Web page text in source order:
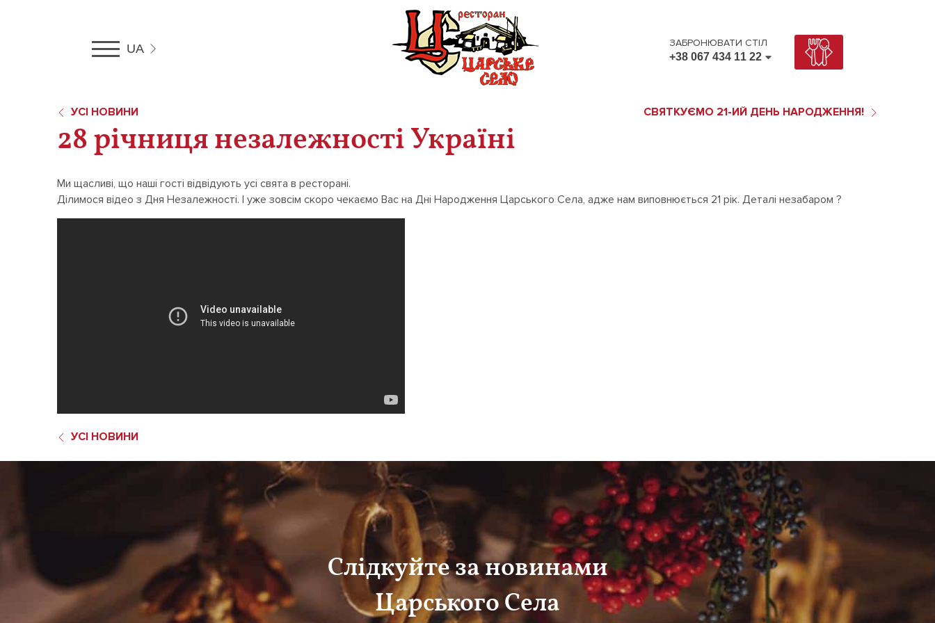
UA
EN
ЗАБРОНЮВАТИ СТІЛ
+38 067 434 11 22
УСІ НОВИНИ СВЯТКУЄМО 21-ИЙ ДЕНЬ НАРОДЖЕННЯ!
28 річниця незалежності Україні
Ми щасливі, що наші гості відвідують усі свята в ресторані.
Ділимося відео з Дня Незалежності. І уже зовсім скоро чекаємо Вас на Дні Народження Царського Села, адже нам виповнюється 21 рік. Деталі незабаром ?
УСІ НОВИНИ
Слідкуйте за новинами
Царського Села